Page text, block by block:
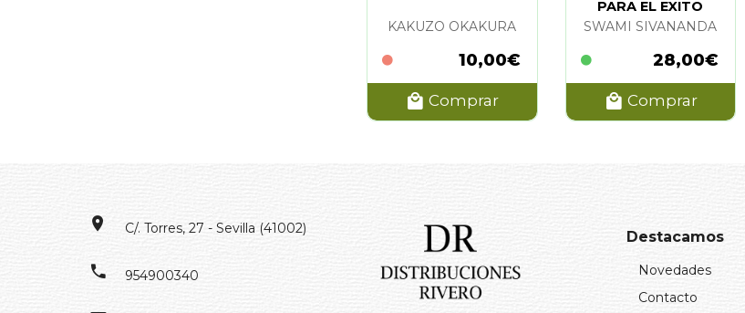
KAKUZO OKAKURA
10,00€
Comprar
PARA EL EXITO
SWAMI SIVANANDA
28,00€
Comprar
C/. Torres, 27 - Sevilla (41002)
954900340
Destacamos
Novedades
Contacto